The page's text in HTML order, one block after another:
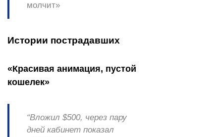
молчит»
Истории пострадавших
«Красивая анимация, пустой
кошелек»
“Вложил $500, через пару
дней кабинет показал